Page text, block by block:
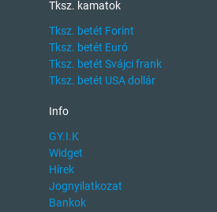
Tksz. kamatok
Tksz. betét Forint
Tksz. betét Euró
Tksz. betét Svájci frank
Tksz. betét USA dollár
Info
GY.I.K
Widget
Hírek
Jognyilatkozat
Bankok